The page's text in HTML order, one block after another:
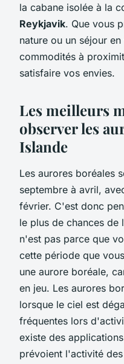
la cabane isolée à la
Reykjavik. Que vous
nature ou un séjour
commodités à
satisfaire vos envies.
Les meilleurs
observer les
Islande
Les aurores boréales
septembre à avril,
février. C'est donc
le plus de chances de
n'est pas parce que
cette période que
une aurore boréale,
en jeu. Les aurores
lorsque le ciel est
fréquentes lors
existe des
prévoient l'activité